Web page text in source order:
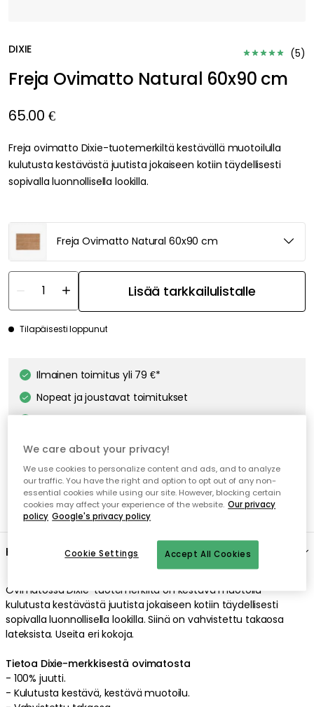
DIXIE (5)
Freja Ovimatto Natural 60x90 cm
65.00 €
Freja ovimatto Dixie-tuotemerkiltä kestävällä muotoilulla
kulutusta kestävästä juutista jokaiseen kotiin täydellisesti
sopivalla luonnollisella lookilla.
Freja Ovimatto Natural 60x90 cm
Lisää tarkkailulistalle
Tilapäisesti loppunut
Ilmainen toimitus yli 79 €*
Nopeat ja joustavat toimitukset
Avoin palautusoikeus 30 päivän ajan
Kuvaus
OvimatossaDixie -tuotemerkiltä on kestävämuotoilu
kulutusta kestävästä juutista jokaiseen kotiin täydellisesti
sopivallaluonnollisella lookilla. Siinä on vahvistettu takaosa
lateksista.Useita eri kokoja.
Tietoa Dixie-merkkisestä ovimatosta
- 100% juutti.
- Kulutusta kestävä, kestävä muotoilu.
We care about your privacy!
We use cookies to personalize content and ads, and to analyze
our traffic. You have the right and option to opt out of any non-
essential cookies while using our site. However, blocking certain
cookies may affect your experience of the website. Our privacy
policy Google's privacy policy
Accept All Cookies
Cookie Settings